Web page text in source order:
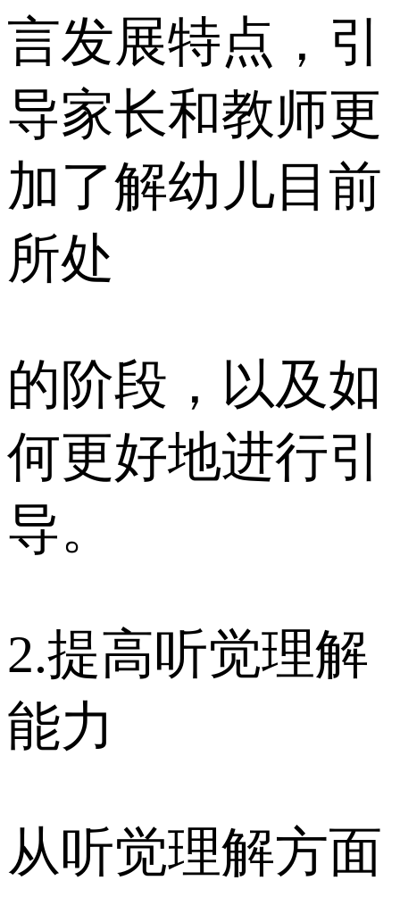
言发展特点，引
导家长和教师更
加了解幼儿目前
所处
的阶段，以及如
何更好地进行引
导。
2.提高听觉理解
能力
从听觉理解方面